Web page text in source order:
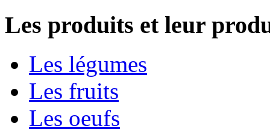
Les produits et leur
Les légumes
Les fruits
Les oeufs